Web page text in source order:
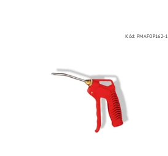
Kód: PMAFOP162-1